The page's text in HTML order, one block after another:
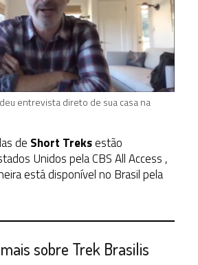
entrevista direto de sua casa na
de Short Treksestão
Unidos pela CBS All Access ,
está disponível no Brasil pela
sobre Trek Brasilis